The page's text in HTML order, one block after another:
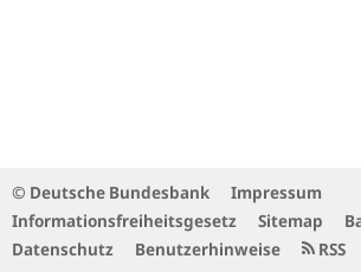
© Deutsche Bundesbank
Impressum
Informationsfreiheitsgesetz
Sitemap
Datenschutz
Benutzerhinweise RSS